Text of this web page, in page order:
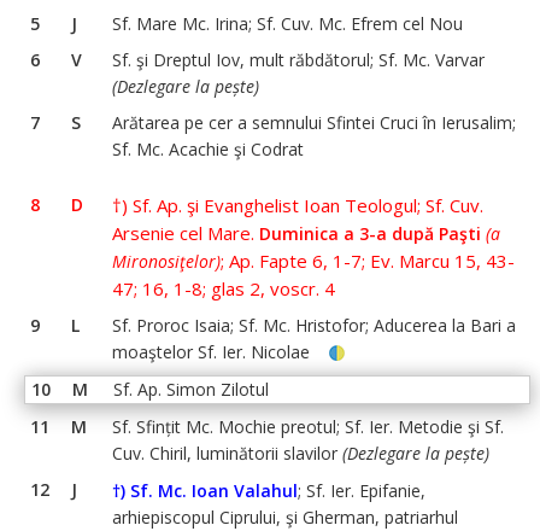
5
J
Sf. Mare Mc. Irina; Sf. Cuv. Mc. Efrem cel Nou
6
V
Sf. şi Dreptul Iov, mult răbdătorul; Sf. Mc. Varvar
(Dezlegare la pește)
7
S
Arătarea pe cer a semnului Sfintei Cruci în Ierusalim;
Sf. Mc. Acachie şi Codrat
8 D
†) Sf. Ap. şi Evanghelist Ioan Teologul; Sf. Cuv.
Arsenie cel Mare. Duminica a 3-a după Paşti (a
Mironosiţelor); Ap. Fapte 6, 1-7; Ev. Marcu 15, 43-
47; 16, 1-8; glas 2, voscr. 4
9 L
Sf. Proroc Isaia; Sf. Mc. Hristofor; Aducerea la Bari a
moaştelor Sf. Ier. Nicolae
10
M
Sf. Ap. Simon Zilotul
11
M
Sf. Sfințit Mc. Mochie preotul; Sf. Ier. Metodie şi Sf.
Cuv. Chiril, luminătorii slavilor (Dezlegare la pește)
12
J †) Sf. Mc. Ioan Valahul; Sf. Ier. Epifanie,
arhiepiscopul Ciprului, şi Gherman, patriarhul